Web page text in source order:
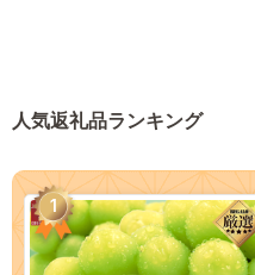
人気返礼品ランキング
1